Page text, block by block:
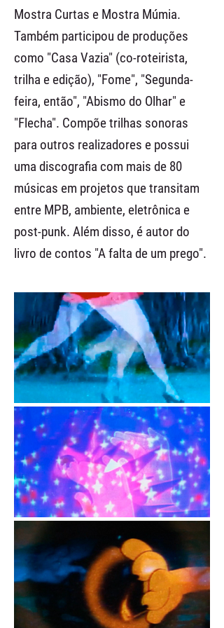
Mostra Curtas e Mostra Múmia.
Também participou de produções
como "Casa Vazia" (co-roteirista,
trilha e edição), "Fome", "Segunda-
feira, então", "Abismo do Olhar" e
"Flecha". Compõe trilhas sonoras
para outros realizadores e possui
uma discografia com mais de 80
músicas em projetos que transitam
entre MPB, ambiente, eletrônica e
post-punk. Além disso, é autor do
livro de contos "A falta de um prego".